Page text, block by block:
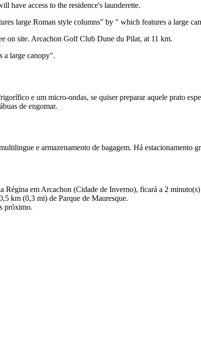
have access to the residence's launderette.
large Roman style columns" by " which features a large
on site. Arcachon Golf Club Dune du Pilat, at 11 km.
a large canopy".
e um micro-ondas, se quiser preparar aquele prato
de engomar.
e armazenamento de bagagem. Há estacionamento
Régina em Arcachon (Cidade de Inverno), ficará a 2
km (0,3 mi) de Parque de Mauresque.
próximo.